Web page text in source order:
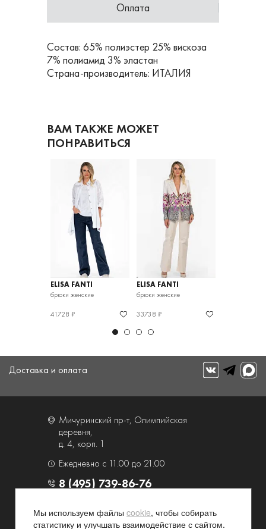
Оплата
Состав: 65% полиэстер 25% вискоза
7% полиамид 3% эластан
Страна-производитель: ИТАЛИЯ
ВАМ ТАКЖЕ МОЖЕТ
ПОНРАВИТЬСЯ
ELISA FANTI
брюки женские
41728 ₽
ELISA FANTI
брюки женские
33738 ₽
Доставка и оплата
Мичуринский пр-т, Олимпийская
деревня,
д. 4, корп. 1
Ежедневно с 11.00 до 21.00
8 (495) 739-86-76
О компании
Услуги
Мы используем файлы cookie, чтобы собирать
статистику и улучшать взаимодействие с сайтом.